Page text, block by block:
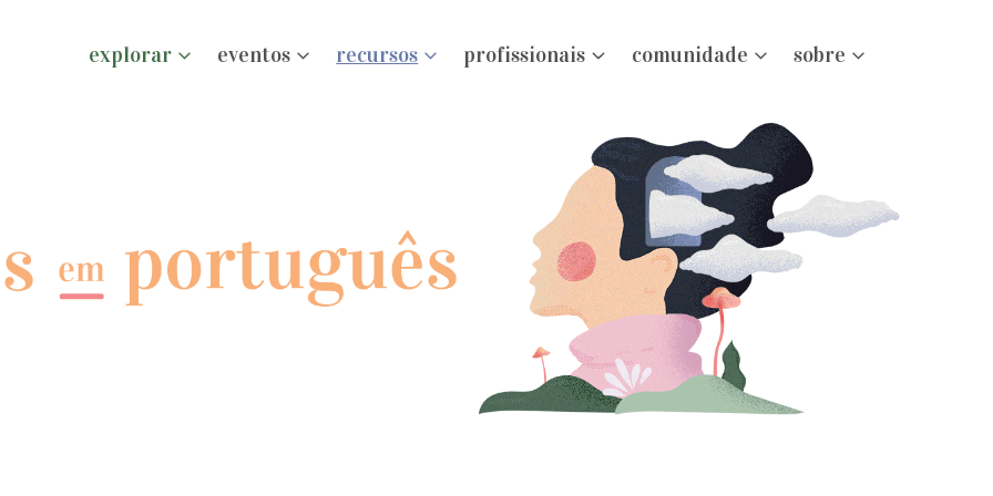
explorar eventos recursos profissionais comunidade sobre